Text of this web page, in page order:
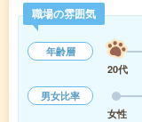
職場の雰囲気
年齢層
20代
男女比率
女性